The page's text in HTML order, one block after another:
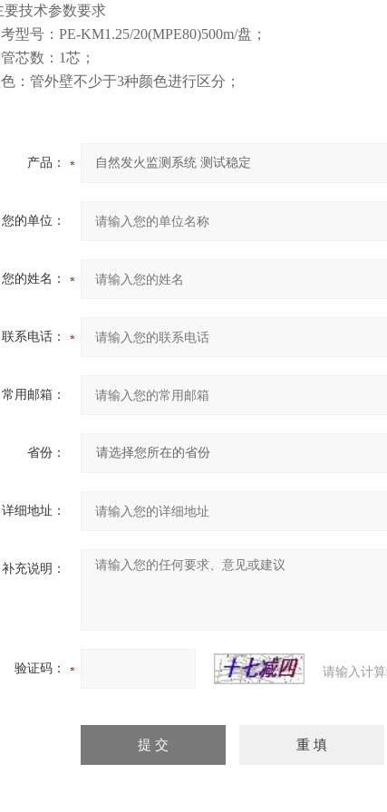
要技术参数要求
型号：PE-KM1.25/20(MPE80)500m/盘；
芯数：1芯；
：管外壁不少于3种颜色进行区分；
产品：
您的单位：
您的姓名：
联系电话：
常用邮箱：
省份：
详细地址：
补充说明：
验证码： 请输入计